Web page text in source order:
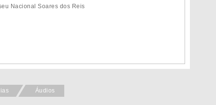
Nacional Soares dos Reis
Áudios